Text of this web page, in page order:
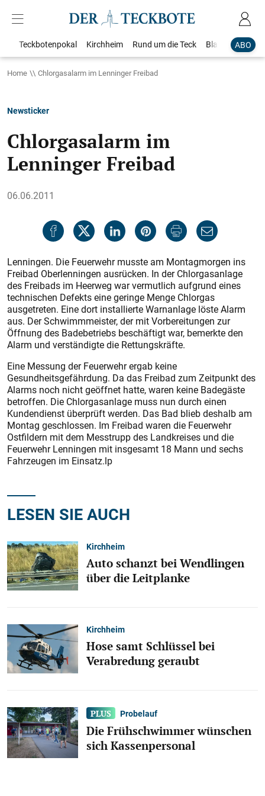
ABO
Teckbotenpokal Kirchheim Rund um die Teck Blaulicht
Home Chlorgasalarm im Lenninger Freibad
Newsticker
Chlorgasalarm im
Lenninger Freibad
06.06.2011
Lenningen. Die Feuerwehr musste am Montagmorgen ins
Freibad Oberlenningen ausrücken. In der Chlorgasanlage
des Freibads im Heerweg war vermutlich aufgrund eines
technischen Defekts eine geringe Menge Chlorgas
ausgetreten. Eine dort installierte Warnanlage löste Alarm
aus. Der Schwimmmeister, der mit Vorbereitungen zur
Öffnung des Badebetriebs beschäftigt war, bemerkte den
Alarm und verständigte die Rettungskräfte.
Eine Messung der Feuerwehr ergab keine
Gesundheitsgefährdung. Da das Freibad zum Zeitpunkt des
Alarms noch nicht geöffnet hatte, waren keine Badegäste
betroffen. Die Chlorgasanlage muss nun durch einen
Kundendienst überprüft werden. Das Bad blieb deshalb am
Montag geschlossen. Im Freibad waren die Feuerwehr
Ostfildern mit dem Messtrupp des Landkreises und die
Feuerwehr Lenningen mit insgesamt 18 Mann und sechs
Fahrzeugen im Einsatz.lp
LESEN SIE AUCH
Kirchheim
Auto schanzt bei Wendlingen
über die Leitplanke
Kirchheim
Hose samt Schlüssel bei
Verabredung geraubt
Probelauf
Die Frühschwimmer wünschen
sich Kassenpersonal